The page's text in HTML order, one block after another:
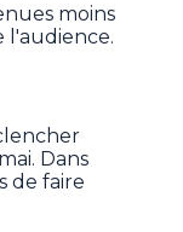
moins
l'audience.
Dans
de faire